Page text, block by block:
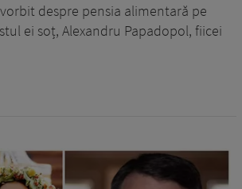
despre pensia alimentară pe
ei soț, Alexandru Papadopol, fiicei